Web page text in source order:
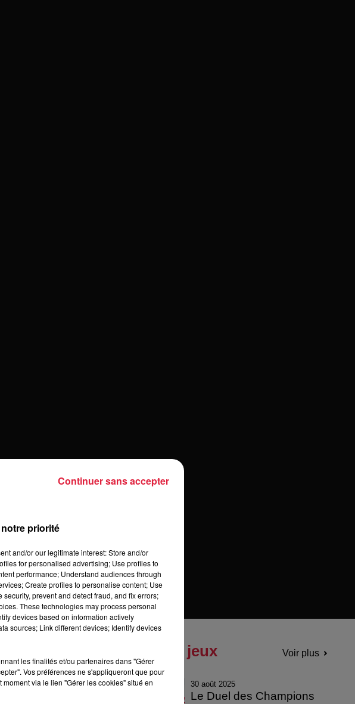
Tous les jeux Voir plus
30 août 2025
Le Duel des Champions
priorité
and/or our legitimate interest: Store and/or
for personalised advertising; Use profiles to
performance; Understand audiences through
Create profiles to personalise content; Use
prevent and detect fraud, and fix errors;
These technologies may process personal
devices based on information actively
sources; Link different devices; Identify devices
les finalités et/ou partenaires dans "Gérer
Vos préférences ne s'appliqueront que pour
via le lien "Gérer les cookies" situé en
Continuer sans accepter